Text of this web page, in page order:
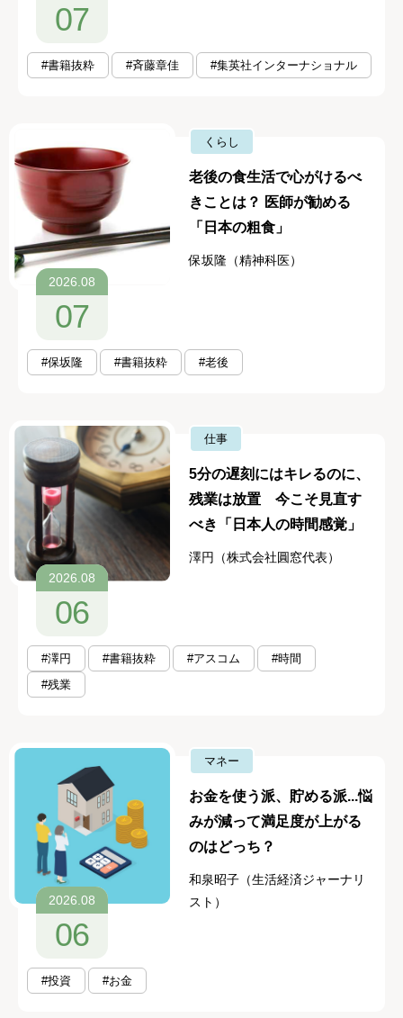
07
#書籍抜粋 #斉藤章佳 #集英社インターナショナル
2026.08
07
くらし
老後の食生活で心がけるべ
きことは？ 医師が勧める
「日本の粗食」
保坂隆（精神科医）
#保坂隆 #書籍抜粋 #老後
2026.08
06
仕事
5分の遅刻にはキレるのに、
残業は放置 今こそ見直す
べき「日本人の時間感覚」
澤円（株式会社圓窓代表）
#澤円 #書籍抜粋 #アスコム
#時間
#残業
2026.08
06
マネー
お金を使う派、貯める派...悩
みが減って満足度が上がる
のはどっち？
和泉昭子（生活経済ジャーナリ
スト）
#投資 #お金